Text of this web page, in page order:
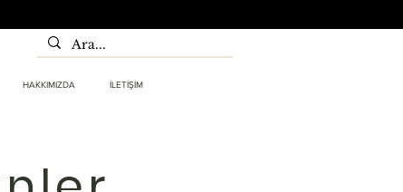
HAKKIMIZDA İLETİŞİM